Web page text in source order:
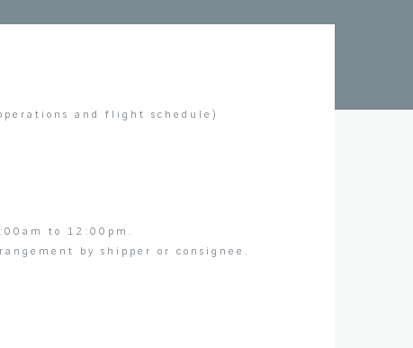
and flight schedule)
to 12:00pm.
by shipper or consignee.